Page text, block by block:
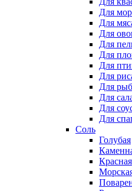
Для
Для
Для
Для
Для
Для
Для
Для
Для
Для
Для
Соль
Голубая
Красная